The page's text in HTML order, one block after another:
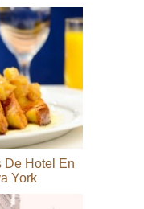
De Hotel En
York